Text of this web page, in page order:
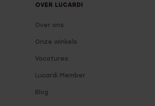
OVER LUCARDI
Over ons
Onze winkels
Vacatures
Lucardi Member
Blog